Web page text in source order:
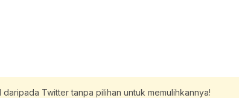
Twitter tanpa pilihan untuk memulihkannya!